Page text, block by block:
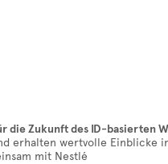
die Zukunft des ID-basierten
erhalten wertvolle Einblicke
mit Nestlé